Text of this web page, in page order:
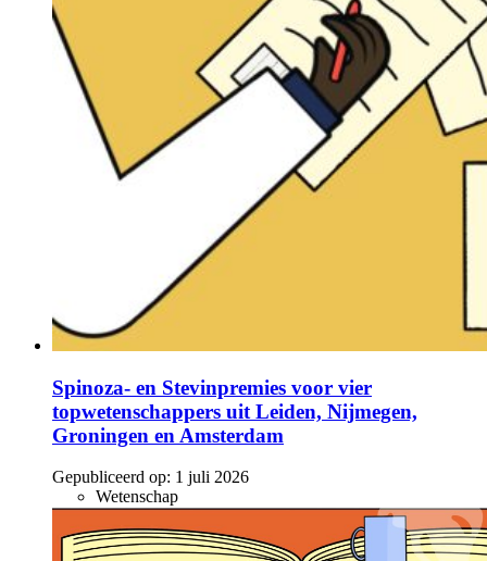
Spinoza- en Stevinpremies voor vier
topwetenschappers uit Leiden, Nijmegen,
Groningen en Amsterdam
Gepubliceerd op: 1 juli 2026
Wetenschap